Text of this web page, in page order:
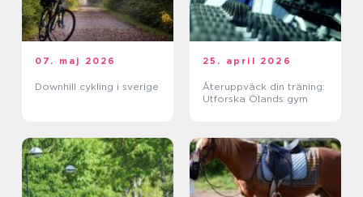
07. maj 2026
Downhill cykling i sverige
25. april 2026
Återuppväck din träning:
Utforska Ölands gym